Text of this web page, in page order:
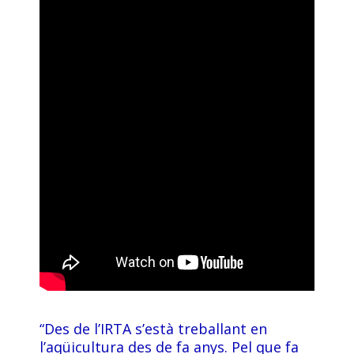
“Des de l’IRTA s’està treballant en
l’aqüicultura des de fa anys. Pel que fa